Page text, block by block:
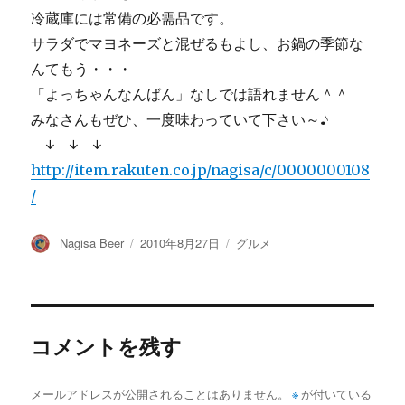
冷蔵庫には常備の必需品です。
サラダでマヨネーズと混ぜるもよし、お鍋の季節な
んてもう・・・
「よっちゃんなんばん」なしでは語れません＾＾
みなさんもぜひ、一度味わっていて下さい～♪
↓ ↓ ↓
http://item.rakuten.co.jp/nagisa/c/0000000108
/
投
Nagisa Beer
投
2010年8月27日
カ
グルメ
コメントを残す
メールアドレスが公開されることはありません。 ※ が付いている